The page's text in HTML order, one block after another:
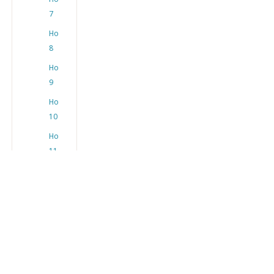
7
Hoofdstuk
8
Hoofdstuk
9
Hoofdstuk
10
Hoofdstuk
11